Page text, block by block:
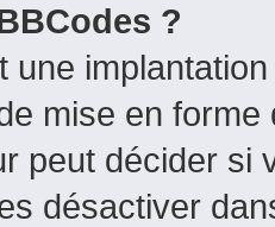
?
une
mise en forme
peut décider
désactiver